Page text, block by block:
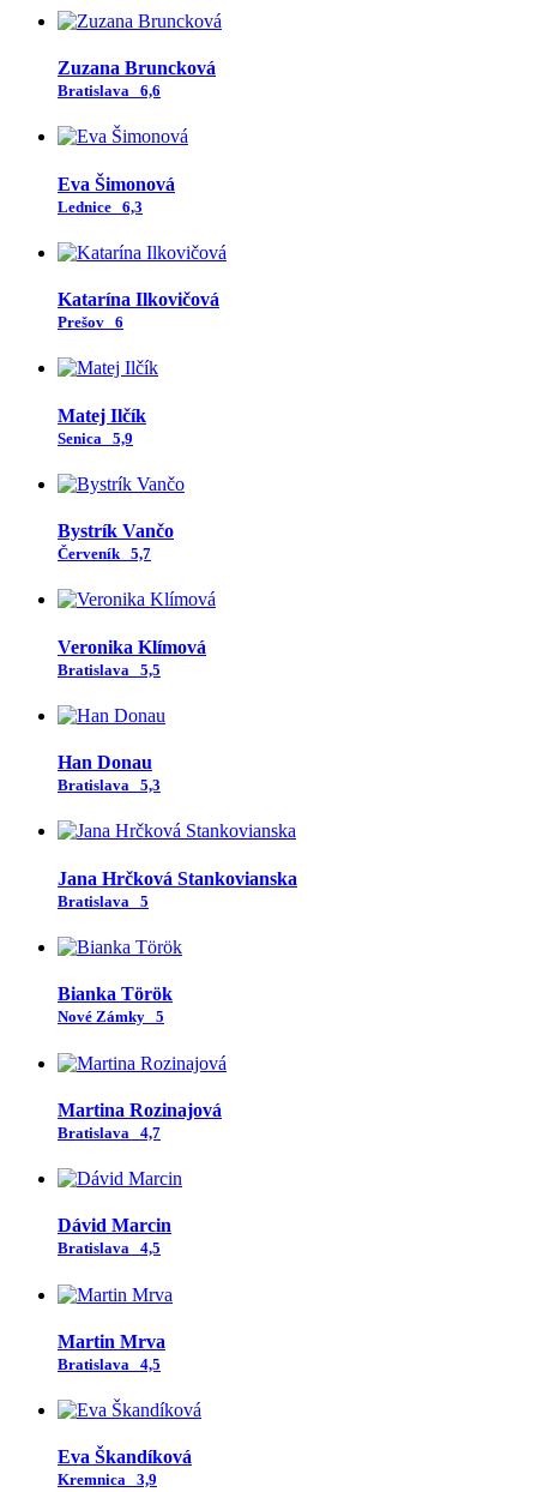
Zuzana Bruncková
Bratislava 6,6
Eva Šimonová
Lednice 6,3
Katarína Ilkovičová
Prešov 6
Matej Ilčík
Senica 5,9
Bystrík Vančo
Červeník 5,7
Veronika Klímová
Bratislava 5,5
Han Donau
Bratislava 5,3
Jana Hrčková Stankovianska
Bratislava 5
Bianka Török
Nové Zámky 5
Martina Rozinajová
Bratislava 4,7
Dávid Marcin
Bratislava 4,5
Martin Mrva
Bratislava 4,5
Eva Škandíková
Kremnica 3,9